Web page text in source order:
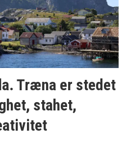
Træna er stedet
stahet,